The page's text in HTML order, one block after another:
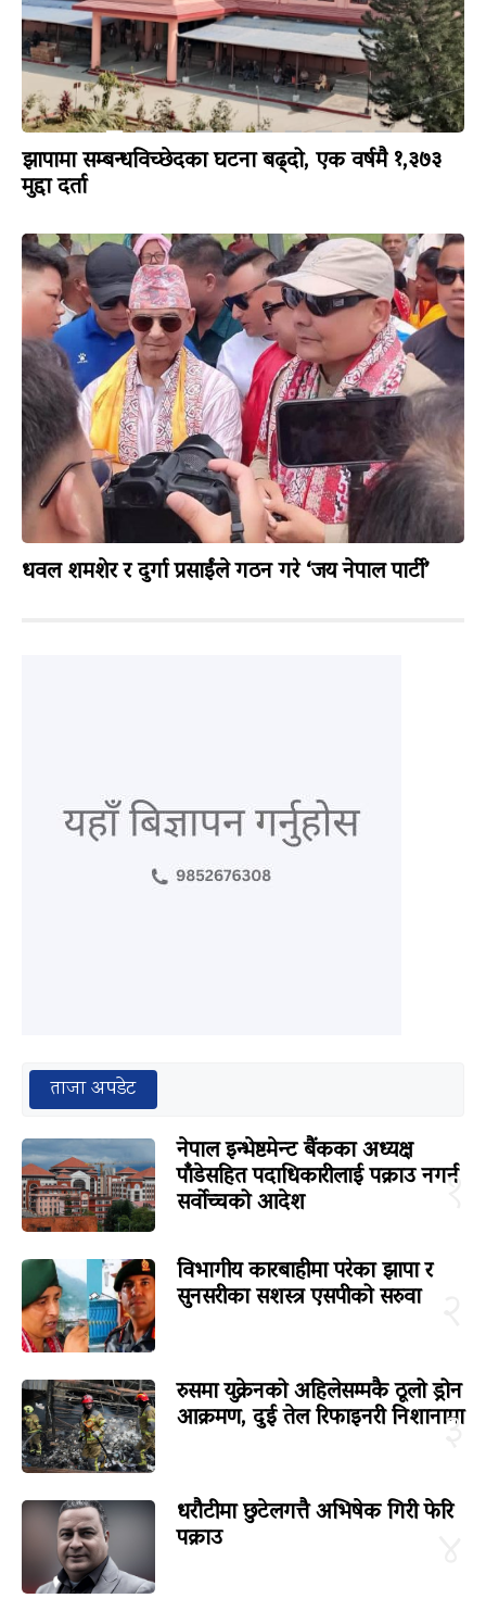
झापामा सम्बन्धविच्छेदका घटना बढ्दो, एक वर्षमै १,३७३
मुद्दा दर्ता
धवल शमशेर र दुर्गा प्रसाईंले गठन गरे ‘जय नेपाल पार्टी’
ताजा अपडेट
१
नेपाल इन्भेष्टमेन्ट बैंकका अध्यक्ष
पाँडेसहित पदाधिकारीलाई पक्राउ नगर्न
सर्वोच्चको आदेश
विभागीय कारबाहीमा परेका झापा र
सुनसरीका सशस्त्र एसपीको सरुवा
३
रुसमा युक्रेनको अहिलेसम्मकै ठूलो ड्रोन
आक्रमण, दुई तेल रिफाइनरी निशानामा
धरौटीमा छुटेलगत्तै अभिषेक गिरी फेरि
पक्राउ